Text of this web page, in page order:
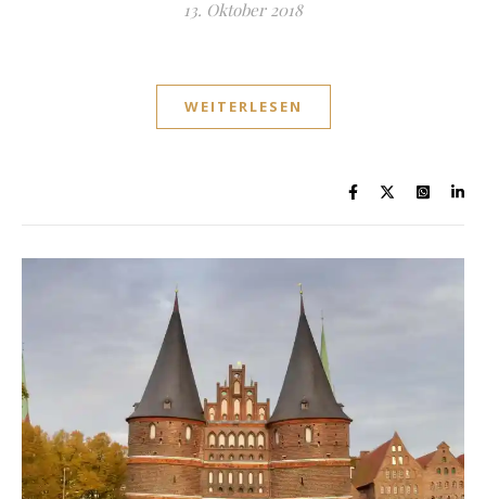
13. Oktober 2018
WEITERLESEN